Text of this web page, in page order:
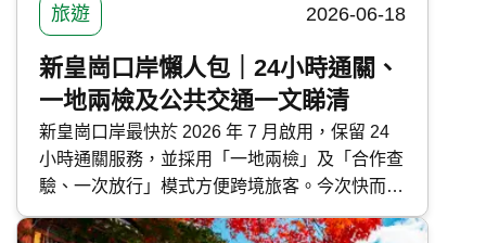
旅遊 2026-06-18
新皇崗口岸懶人包｜24小時通關、
一地兩檢及公共交通一文睇清
新皇崗口岸最快於 2026 年 7 月啟用，保留 24
小時通關服務，並採用「一地兩檢」及「合作查
驗、一次放行」模式方便跨境旅客。今次快而保
整合新皇崗口岸通關資訊、運作模式及公共交通